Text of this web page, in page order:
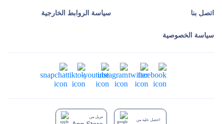
اتصل بنا سياسة الروابط الخارجية
سياسة الخصوصية
تنزيل من
احصل عليه من